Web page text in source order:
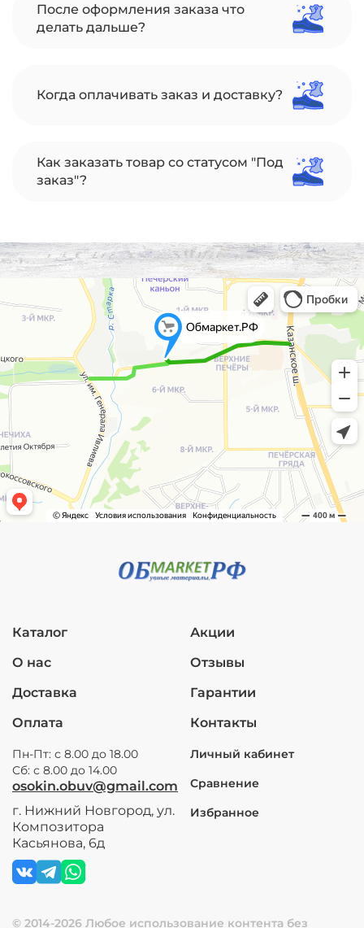
После оформления заказа что
делать дальше?
Когда оплачивать заказ и доставку?
Как заказать товар со статусом "Под
заказ"?
Каталог
О нас
Доставка
Оплата
Акции
Отзывы
Гарантии
Контакты
Пн-Пт: с 8.00 до 18.00
Сб: с 8.00 до 14.00
osokin.obuv@gmail.com
г. Нижний Новгород, ул.
Композитора
Касьянова, 6д
Личный кабинет
Сравнение
Избранное
© 2014-2026 Любое использование контента без